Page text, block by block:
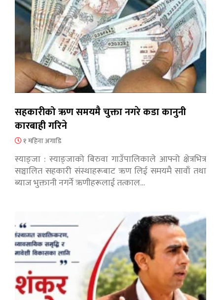
सहकारीको ऋण समयमै चुक्ता नगरे कडा कानुनी
कारबाही गरिने
१ महिना अगाडि
स्याङ्जा : स्याङ्जाको बिरुवा गाउँपालिकाले आफ्नो क्षेत्रभित्र
सञ्चालित सहकारी संस्थाहरूबाट ऋण लिई समयमै सावाँ तथा
ब्याज भुक्तानी नगर्ने ऋणीहरूलाई तत्काल…